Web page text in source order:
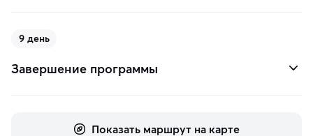
9 день
Завершение программы
Показать маршрут на карте